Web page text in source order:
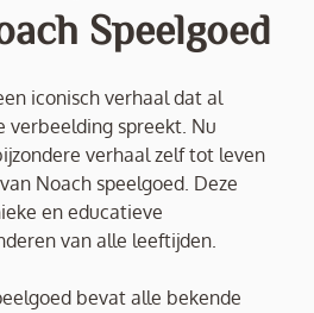
Speelgoed
iconisch verhaal dat al
verbeelding spreekt. Nu
verhaal zelf tot leven
Noach speelgoed. Deze
en educatieve
van alle leeftijden.
bevat alle bekende